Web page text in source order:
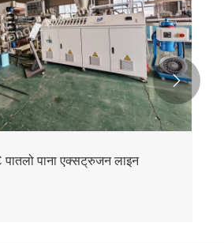
पाना एक्सट्रुजन लाइन
